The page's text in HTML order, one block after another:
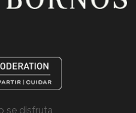
se disfruta